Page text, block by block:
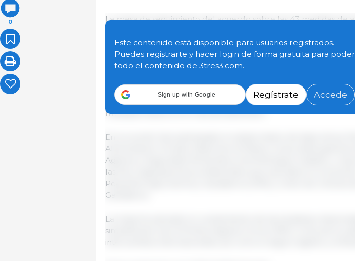
0
La mesa de seguimiento del acuerdo sobre las 43 medidas de
sede del ministerio, en la que se ha valorado el buen nivel de
iniciativas comprometidas por el Gobierno.
se encuentran en curso y una está ya iniciada, lo que pone de
nivel de ejecución avanza a buen ritmo para que la
medidas finalice en el mes de diciembre.
En la reunión han participado el subsecretario de Agricultura,
Alimentación, Ernesto Abati García-Manso; la secretaria general
Agrarios y Seguridad Alimentaria, Ana Rodríguez Castaño, y
las dos organizaciones profesionales que suscribieron el
Pequeños Agricultores y Ganaderos (UPA) y Unión de Uniones
Ganaderos.
La mesa ha valorado el cumplimiento de las iniciativas
simplificación de la Política Agraria Común (PAC), la ley de la
intercambios internacionales, así como el seguro agrario y la
Este contenido está disponible para usuarios registrados.
Puedes registrarte y hacer login de forma gratuita para
todo el contenido de 3tres3.com.
Sign up with Google Regístrate Accede